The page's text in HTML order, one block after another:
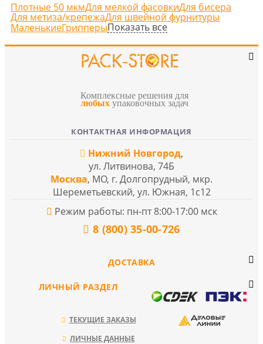
Плотные 50 мкмДля мелкой фасовкиДля бисера
Для метиза/крепежаДля швейной фурнитуры
МаленькиеГрипперыПоказать все
Комплексные решения для
любых упаковочных задач
КОНТАКТНАЯ ИНФОРМАЦИЯ
Нижний Новгород,
ул. Литвинова, 74Б
Москва, МО, г. Долгопрудный, мкр.
Шереметьевский, ул. Южная, 1с12
Режим работы: пн-пт 8:00-17:00 мск
8 (800) 35-00-726
ДОСТАВКА
ЛИЧНЫЙ РАЗДЕЛ
ТЕКУЩИЕ ЗАКАЗЫ
ЛИЧНЫЕ ДАННЫЕ